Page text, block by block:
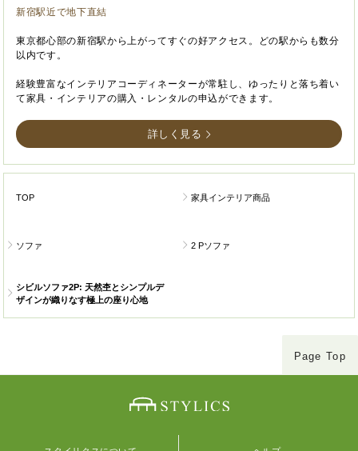
新宿駅近で地下直結
東京都心部の新宿駅から上がってすぐの好アクセス。どの駅からも数分
以内です。
経験豊富なインテリアコーディネーターが常駐し、ゆったりと落ち着い
て家具・インテリアの購入・レンタルの申込ができます。
詳しく見る
TOP 家具インテリア商品
ソファ 2 Pソファ
シビルソファ2P: 天然杢とシンプルデ
ザインが織りなす極上の座り心地
Page Top